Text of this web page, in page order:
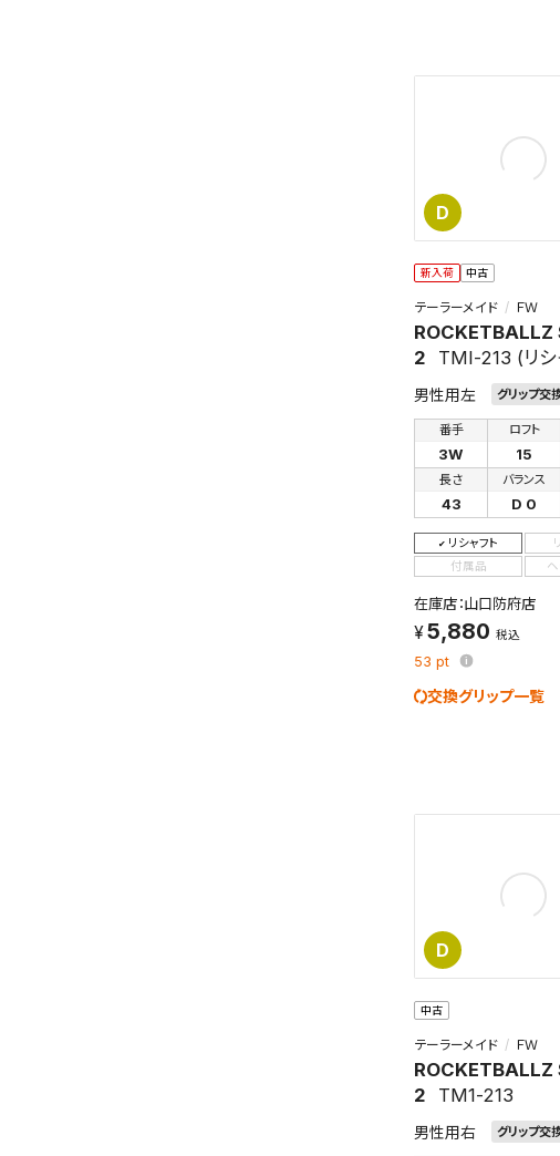
D
新入荷 中古
テーラーメイド ＦＷ
ROCKETBALLZ
2
TMI-213 (リシ
男性用左 グリップ交
番手
3W
ロフト
15
長さ
43
バランス
D 0
リシャフト
付属品
在庫店：山口防府店
5,880 税込
53 pt
交換グリップ一覧
D
中古
テーラーメイド ＦＷ
ROCKETBALLZ
2
TM1-213
男性用右 グリップ交
この検索条件をマ
よく探す商品を
検索条件
新着通知
新着通知を「する
のアカウント内の
保存された検
条件を変更し
の上、保存し直し
検索条件を保存し
これまで保存した